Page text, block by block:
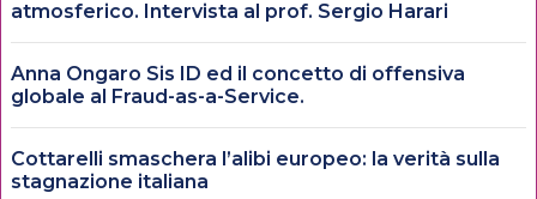
atmosferico. Intervista al prof. Sergio Harari
Anna Ongaro Sis ID ed il concetto di offensiva
globale al Fraud-as-a-Service.
Cottarelli smaschera l’alibi europeo: la verità sulla
stagnazione italiana